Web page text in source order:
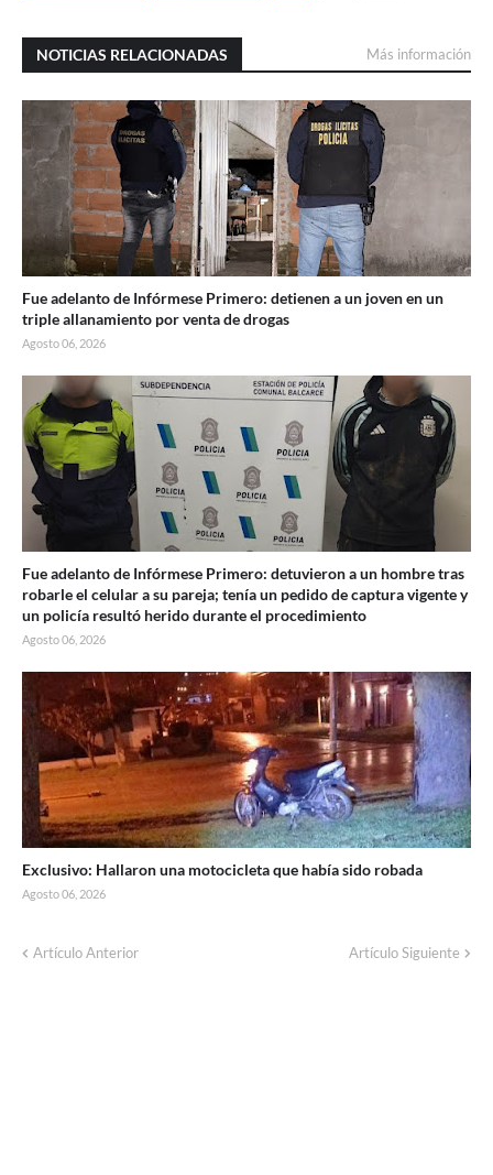
NOTICIAS RELACIONADAS Más información
Fue adelanto de Infórmese Primero: detienen a un joven en un
triple allanamiento por venta de drogas
Agosto 06, 2026
Fue adelanto de Infórmese Primero: detuvieron a un hombre tras
robarle el celular a su pareja; tenía un pedido de captura vigente y
un policía resultó herido durante el procedimiento
Agosto 06, 2026
Exclusivo: Hallaron una motocicleta que había sido robada
Agosto 06, 2026
Artículo Anterior Artículo Siguiente